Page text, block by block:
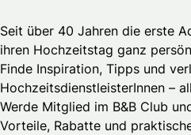
Seit über 40 Jahren die erste
ihren Hochzeitstag ganz
Finde Inspiration, Tipps und
HochzeitsdienstleisterInnen –
Werde Mitglied im B&B Club
Vorteile, Rabatte und